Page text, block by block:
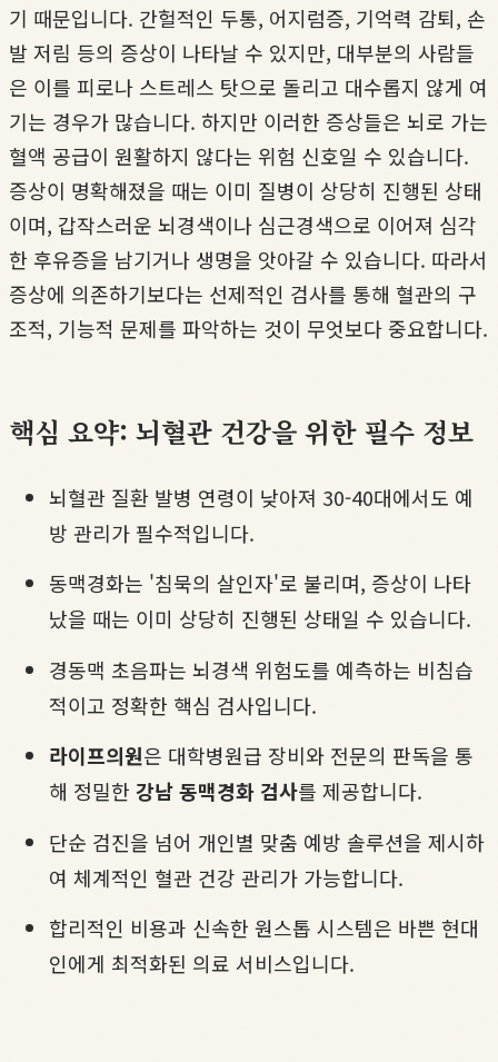
기 때문입니다. 간헐적인 두통, 어지럼증, 기억력 감퇴, 손
발 저림 등의 증상이 나타날 수 있지만, 대부분의 사람들
은 이를 피로나 스트레스 탓으로 돌리고 대수롭지 않게 여
기는 경우가 많습니다. 하지만 이러한 증상들은 뇌로 가는
혈액 공급이 원활하지 않다는 위험 신호일 수 있습니다.
증상이 명확해졌을 때는 이미 질병이 상당히 진행된 상태
이며, 갑작스러운 뇌경색이나 심근경색으로 이어져 심각
한 후유증을 남기거나 생명을 앗아갈 수 있습니다. 따라서
증상에 의존하기보다는 선제적인 검사를 통해 혈관의 구
조적, 기능적 문제를 파악하는 것이 무엇보다 중요합니다.
핵심 요약: 뇌혈관 건강을 위한 필수 정보
뇌혈관 질환 발병 연령이 낮아져 30-40대에서도 예
방 관리가 필수적입니다.
동맥경화는 '침묵의 살인자'로 불리며, 증상이 나타
났을 때는 이미 상당히 진행된 상태일 수 있습니다.
경동맥 초음파는 뇌경색 위험도를 예측하는 비침습
적이고 정확한 핵심 검사입니다.
라이프의원은 대학병원급 장비와 전문의 판독을 통
해 정밀한 강남 동맥경화 검사를 제공합니다.
단순 검진을 넘어 개인별 맞춤 예방 솔루션을 제시하
여 체계적인 혈관 건강 관리가 가능합니다.
합리적인 비용과 신속한 원스톱 시스템은 바쁜 현대
인에게 최적화된 의료 서비스입니다.